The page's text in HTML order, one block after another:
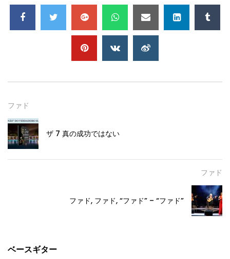
ファド
ザ 7 真の成功ではない
ファド
ファド, ファド, “ファド” – “ファド”
ベースギター